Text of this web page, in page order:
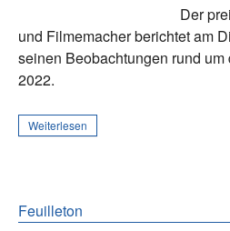
Der
und Filmemacher berichtet am
seinen Beobachtungen rund um
2022.
Weiterlesen
Feuilleton